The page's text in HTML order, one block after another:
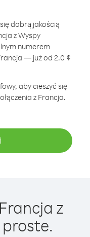
dobrą jakością
z Wyspy
numerem
— już od 2.0 ¢
aby cieszyć się
z Francja.
z